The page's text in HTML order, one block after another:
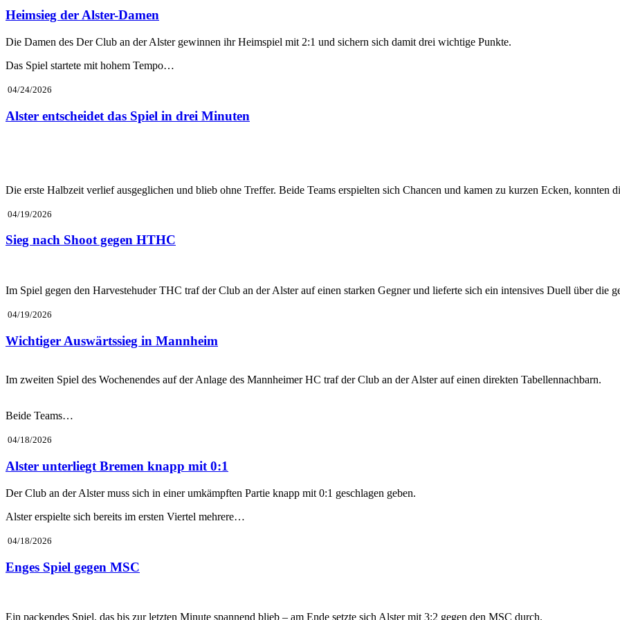
Heimsieg der Alster-Damen
Die Damen des Der Club an der Alster gewinnen ihr Heimspiel mit 2:1 und sichern sich damit drei wichtige Punkte.
Das Spiel startete mit hohem Tempo…
04/24/2026
Alster entscheidet das Spiel in drei Minuten
Die erste Halbzeit verlief ausgeglichen und blieb ohne Treffer. Beide Teams erspielten sich Chancen und kamen zu kurzen Ecken, konnten
04/19/2026
Sieg nach Shoot gegen HTHC
Im Spiel gegen den Harvestehuder THC traf der Club an der Alster auf einen starken Gegner und lieferte sich ein intensives Duell über die
04/19/2026
Wichtiger Auswärtssieg in Mannheim
Im zweiten Spiel des Wochenendes auf der Anlage des Mannheimer HC traf der Club an der Alster auf einen direkten Tabellennachbarn.
Beide Teams…
04/18/2026
Alster unterliegt Bremen knapp mit 0:1
Der Club an der Alster muss sich in einer umkämpften Partie knapp mit 0:1 geschlagen geben.
Alster erspielte sich bereits im ersten Viertel mehrere…
04/18/2026
Enges Spiel gegen MSC
Ein packendes Spiel, das bis zur letzten Minute spannend blieb – am Ende setzte sich Alster mit 3:2 gegen den MSC durch.